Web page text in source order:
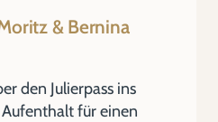
& Bernina
den Julierpass ins
für einen